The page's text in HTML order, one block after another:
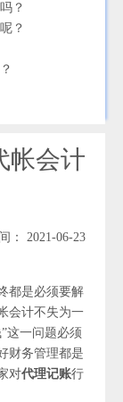
？
？
帐会计
2021-06-23
都是必须要解
会计不失为一
这一问题必须
财务管理都是
对代理记账行